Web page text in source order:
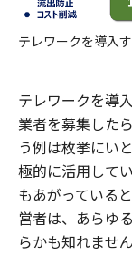
テレワークを導入
テレワークを導
業者を募集した
う例は枚挙にい
極的に活用して
もあがっている
営者は、あらゆ
らかも知れません